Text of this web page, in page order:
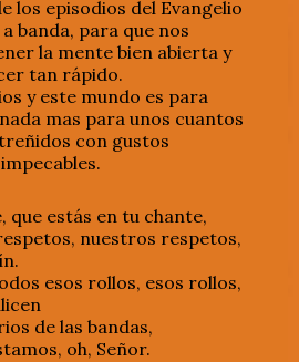
los episodios del Evangelio
banda, para que nos
la mente bien abierta y
tan rápido.
y este mundo es para
mas para unos cuantos
con gustos
que estás en tu chante,
nuestros respetos,
esos rollos, esos rollos,
de las bandas,
oh, Señor.